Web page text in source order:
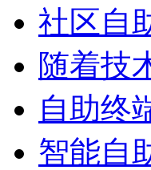
社区自
随着技
自助终
智能自